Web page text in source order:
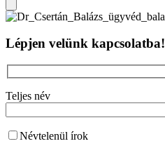
Lépjen velünk kapcsolatba!
Teljes név
Névtelenül írok